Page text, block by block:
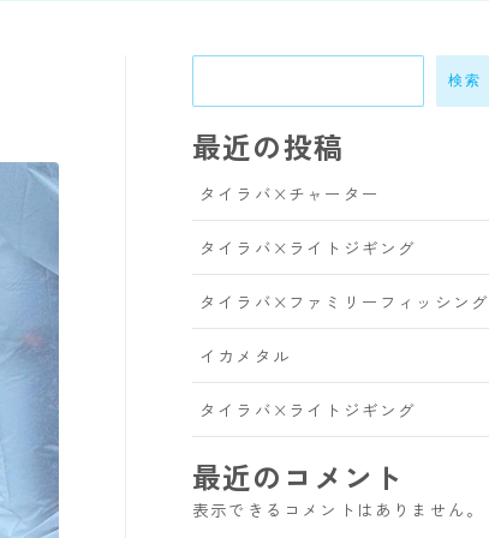
検索
最近の投稿
タイラバ×チャーター
タイラバ×ライトジギング
タイラバ×ファミリーフィッシング
イカメタル
タイラバ×ライトジギング
最近のコメント
表示できるコメントはありません。